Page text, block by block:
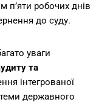
п’яти робочих днів
до суду.
уваги
та
інтегрованої
державного